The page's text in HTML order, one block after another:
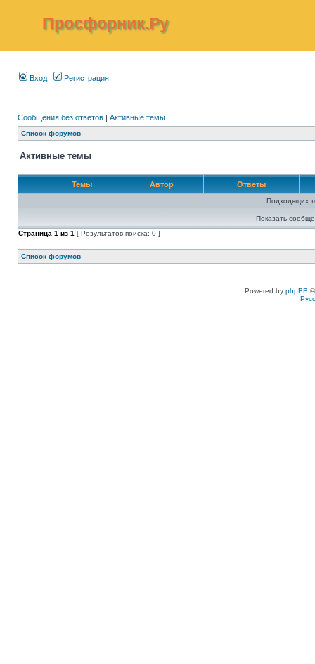
Просфорник.Ру
Вход Регистрация
Сообщения без ответов | Активные темы
Список форумов
Активные темы
Темы Автор Ответы
Подходящих
Показать
Страница 1 из 1 [ Результатов поиска: 0 ]
Список форумов
Powered by phpBB